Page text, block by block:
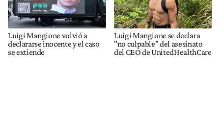
Luigi Mangione volvió a
declararse inocente y el caso
se extiende
Luigi Mangione se declara
"no culpable" del asesinato
del CEO de UnitedHealthCare